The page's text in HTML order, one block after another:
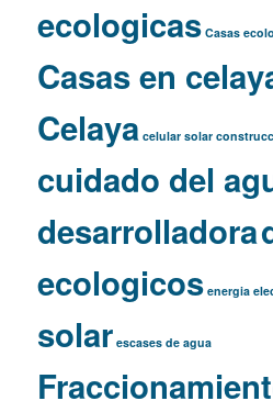
ecologicas Casas
Casas en
Celaya celular solar
cuidado del
desarrolladora
ecologicos energia
solar escases de agua